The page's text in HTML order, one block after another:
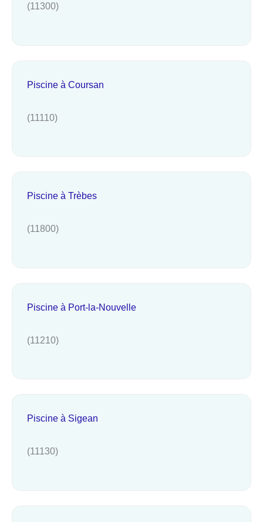
(11300)
Piscine à Coursan
(11110)
Piscine à Trèbes
(11800)
Piscine à Port-la-Nouvelle
(11210)
Piscine à Sigean
(11130)